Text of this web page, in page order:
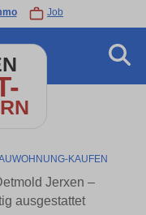
Job
KAUFEN
Jerxen –
ausgestattet